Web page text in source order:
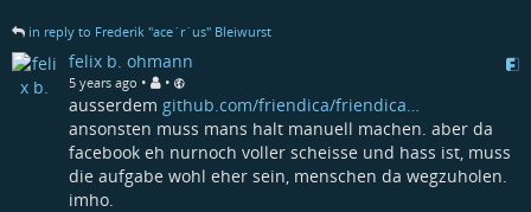
in reply to Frederik "ace`r`us" Bleiwurst
felix b. ohmann
5 years ago • •
ausserdem github.com/friendica/friendica…
ansonsten muss mans halt manuell machen. aber da
facebook eh nurnoch voller scheisse und hass ist, muss
die aufgabe wohl eher sein, menschen da wegzuholen.
imho.